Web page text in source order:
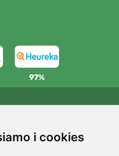
i cookies
97%
e gratuitamente
superiori a 80 EUR